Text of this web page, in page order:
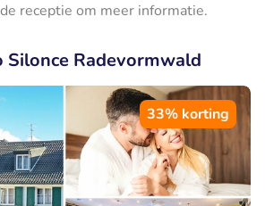
receptie om meer informatie.
Silonce Radevormwald
33% korting